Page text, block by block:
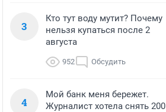
3
Кто тут воду мутит? Почему
нельзя купаться после 2
августа
952 Обсудить
4
Мой банк меня бережет.
Журналист хотела снять 200